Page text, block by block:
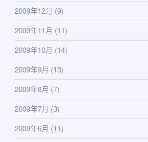
2009年12月 (9)
2009年11月 (11)
2009年10月 (14)
2009年9月 (13)
2009年8月 (7)
2009年7月 (3)
2009年6月 (11)